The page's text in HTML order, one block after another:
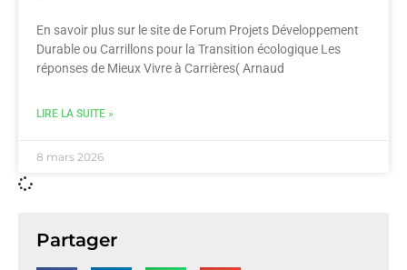
En savoir plus sur le site de Forum Projets Développement
Durable ou Carrillons pour la Transition écologique Les
réponses de Mieux Vivre à Carrières( Arnaud
LIRE LA SUITE »
8 mars 2026
Partager